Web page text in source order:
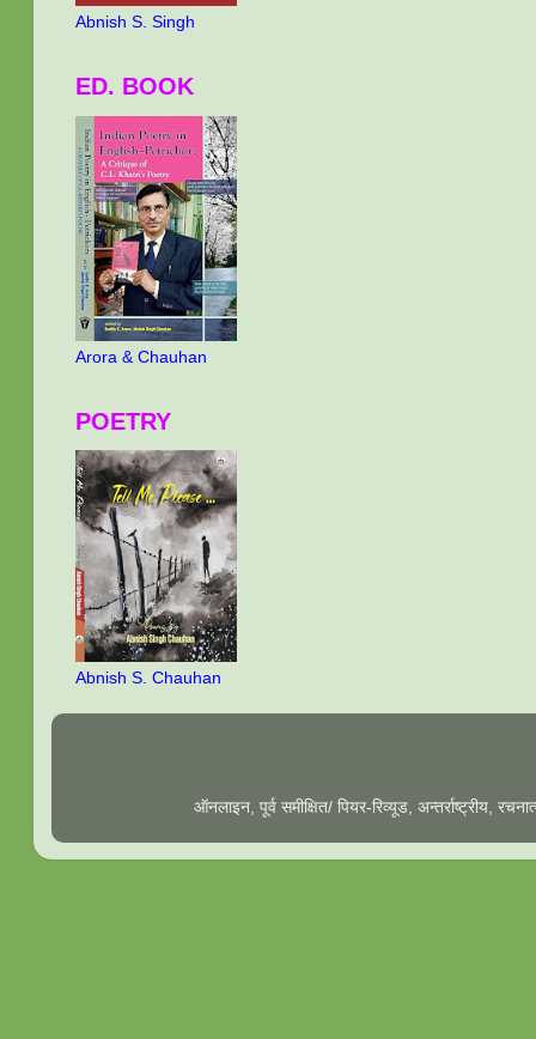
Abnish S. Singh
ED. BOOK
Arora & Chauhan
POETRY
Abnish S. Chauhan
ऑनलाइन, पूर्व समीक्षित/ पियर-रिव्यूड, अन्तर्राष्ट्रीय,